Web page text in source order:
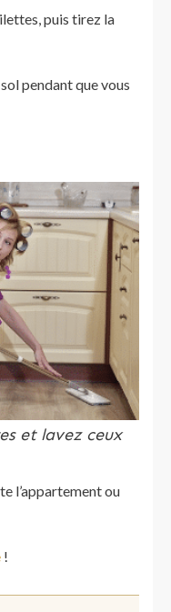
puis tirez la
pendant que vous
et lavez ceux
l’appartement ou
!